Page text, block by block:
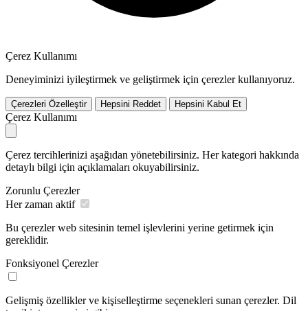
Çerez Kullanımı
Deneyiminizi iyileştirmek ve geliştirmek için çerezler kullanıyoruz.
Çerezleri Özelleştir Hepsini Reddet Hepsini Kabul Et
Çerez Kullanımı
Çerez tercihlerinizi aşağıdan yönetebilirsiniz. Her kategori hakkında
detaylı bilgi için açıklamaları okuyabilirsiniz.
Zorunlu Çerezler
Her zaman aktif
Bu çerezler web sitesinin temel işlevlerini yerine getirmek için
gereklidir.
Fonksiyonel Çerezler
Gelişmiş özellikler ve kişiselleştirme seçenekleri sunan çerezler. Dil